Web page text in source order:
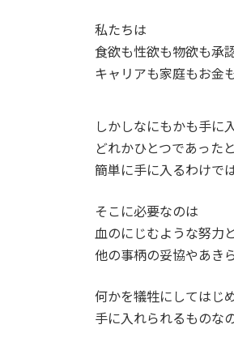
私たちは
食欲も性欲も物欲も承
キャリアも家庭もお金
しかしなにもかも手に
どれかひとつであった
簡単に手に入るわけで
そこに必要なのは
血のにじむような努力と
他の事柄の妥協やあき
何かを犠牲にしてはじ
手に入れられるものな